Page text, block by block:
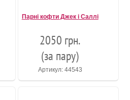
Парні кофти Джек і Саллі
2050 грн.
(за пару)
Артикул: 44543